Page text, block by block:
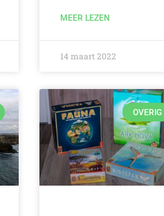
MEER LEZEN
14 maart 2022
OVERIG